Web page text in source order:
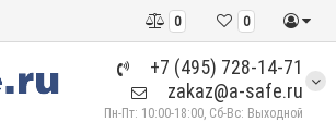
0
0
+7 (495) 728-14-71
zakaz@a-safe.ru
Пн-Пт: 10:00-18:00, Сб-Вс: Выходной